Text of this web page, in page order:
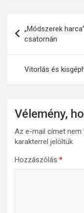
navigáció
„Módszerek
csatornán
Vitorlás és
Vélemény,
Az e-mail címet nem
karakterrel jelöltük
Hozzászólás *